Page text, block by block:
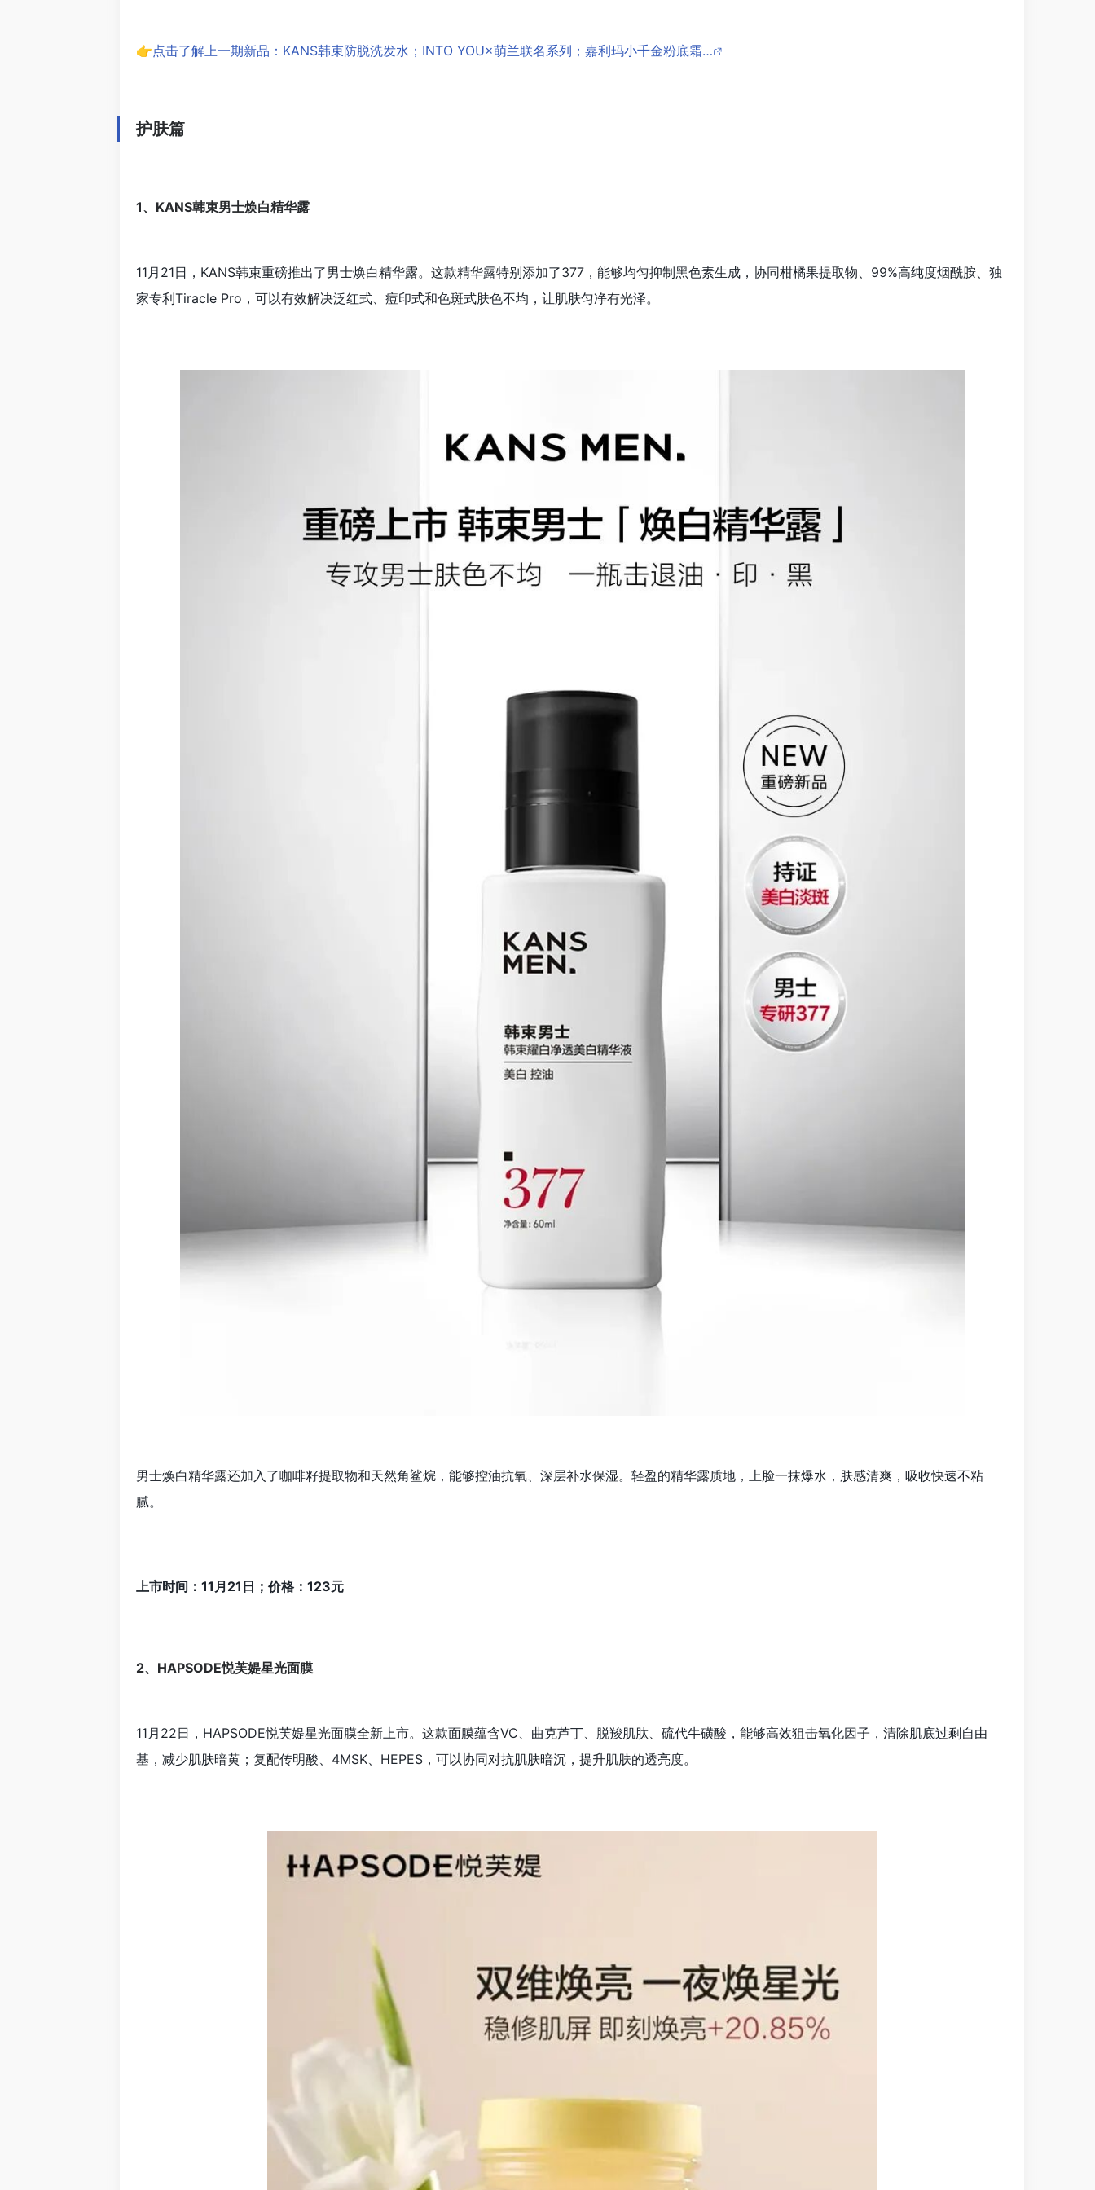
👉点击了解上一期新品：KANS韩束防脱洗发水；INTO YOU×萌兰联名系列；嘉利玛小千金粉底霜…
护肤篇
1、KANS韩束男士焕白精华露
11月21日，KANS韩束重磅推出了男士焕白精华露。这款精华露特别添加了377，能够均匀抑制黑色素生成，协同柑橘果提取物、99%高纯度烟酰胺、独
家专利Tiracle Pro，可以有效解决泛红式、痘印式和色斑式肤色不均，让肌肤匀净有光泽。
男士焕白精华露还加入了咖啡籽提取物和天然角鲨烷，能够控油抗氧、深层补水保湿。轻盈的精华露质地，上脸一抹爆水，肤感清爽，吸收快速不粘
腻。
上市时间：11月21日；价格：123元
2、HAPSODE悦芙媞星光面膜
11月22日，HAPSODE悦芙媞星光面膜全新上市。这款面膜蕴含VC、曲克芦丁、脱羧肌肽、硫代牛磺酸，能够高效狙击氧化因子，清除肌底过剩自由
基，减少肌肤暗黄；复配传明酸、4MSK、HEPES，可以协同对抗肌肤暗沉，提升肌肤的透亮度。